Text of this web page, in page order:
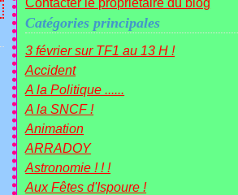
Contacter le propriétaire du blog
Catégories principales
3 février sur TF1 au 13 H !
Accident
A la Politique ......
A la SNCF !
Animation
ARRADOY
Astronomie ! ! !
Aux Fêtes d'Ispoure !